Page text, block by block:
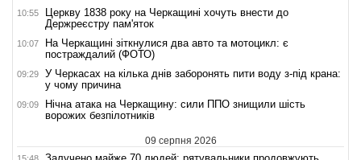
10:55
Церкву 1838 року на Черкащині хочуть внести до
Держреєстру пам'яток
10:07
На Черкащині зіткнулися два авто та мотоцикл: є
постраждалий (ФОТО)
09:29
У Черкасах на кілька днів заборонять пити воду з-під крана:
у чому причина
09:09
Нічна атака на Черкащину: сили ППО знищили шість
ворожих безпілотників
09 серпня 2026
15:48